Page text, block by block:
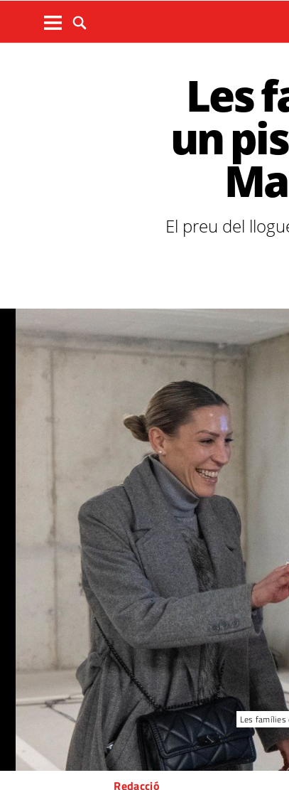
Les
un
El preu del
Les famílies
Redacció